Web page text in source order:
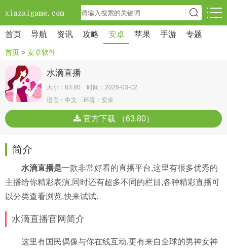
首页 导航 资讯 攻略 安卓 苹果 手游 专题
首页 > 安卓软件
水滴直播
大小：63.80 时间：2026-03-02
语言：中文 环境：安卓
官方下载 （63.80）
简介
水滴直播是一款非常好看的直播平台,这里有很多优秀的
主播给你精彩表演,同时还有超多不同的栏目,各种精彩直播可
以分类查看浏览,快来试试.
水滴直播官网简介
这里有国民偶像与你在线互动,更有来自全球的男神女神